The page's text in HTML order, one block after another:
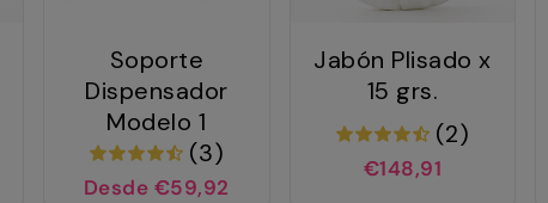
Soporte
Dispensador
Modelo 1
(3)
Desde €59,92
Jabón Plisado x
15 grs.
(2)
€148,91